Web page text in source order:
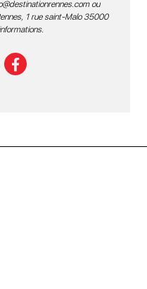
ou
1 rue saint-Malo 35000
.